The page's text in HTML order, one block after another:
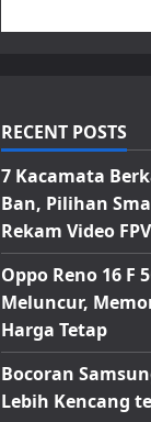
RECENT POSTS
7 Kacamata
Ban, Pilihan
Rekam Video FPV
Oppo Reno 16 F
Meluncur,
Harga Tetap
Bocoran
Lebih Kencang